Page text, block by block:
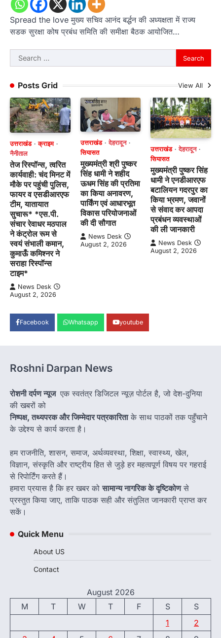
Spread the love मुख्य सचिव आनंद बर्द्धन की अध्यक्षता में राज्य
सडक सुरक्षा कोष प्रबंध समिति की समीक्षा बैठक आयोजित…
Search
for:
Posts Grid
View All
उत्तराखंड
क्राइम
नैनीताल
तेज रिस्पॉन्स, त्वरित
कार्यवाही: चंद मिनट में
मौके पर पहुंची पुलिस,
फायर व एसडीआरएफ
टीम, यातायात
सुचारू* *एस.पी.
संचार रेवाधर मठपाल
ने कंट्रोल रूम से
स्वयं संभाली कमान,
कुमाऊँ कमिश्नर ने
सराहा रिस्पॉन्स
टाइम*
News Desk
August 2, 2026
उत्तराखंड
देहरादून
सियासत
मुख्यमंत्री श्री पुष्कर
सिंह धामी ने शहीद
ऊधम सिंह की प्रतिमा
का किया अनावरण,
पार्किंग एवं आधारभूत
विकास परियोजनाओं
की दी सौगात
News Desk
August 2, 2026
उत्तराखंड
देहरादून
सियासत
मुख्यमंत्री पुष्कर सिंह
धामी ने एनडीआरएफ
बटालियन गदरपुर का
किया भ्रमण, जवानों
से संवाद कर आपदा
प्रबंधन व्यवस्थाओं
की ली जानकारी
News Desk
August 2, 2026
Facebook Whatsapp youtube
Roshni Darpan News
रोशनी दर्पण न्यूज एक स्वतंत्र डिजिटल न्यूज़ पोर्टल है, जो देश-दुनिया
की खबरों को
निष्पक्ष, तथ्यपरक और जिम्मेदार पत्रकारिताके साथ पाठकों तक पहुँचाने
के उद्देश्य से कार्य करता है।
हम राजनीति, शासन, समाज, अर्थव्यवस्था, शिक्षा, स्वास्थ्य, खेल,
विज्ञान, संस्कृति और राष्ट्रीय हित से जुड़े हर महत्वपूर्ण विषय पर गहराई
से रिपोर्टिंग करते हैं।
हमारा प्रयास है कि हर खबर कोसामान्य नागरिक के दृष्टिकोणसे
प्रस्तुत किया जाए, ताकि पाठक सही और संतुलित जानकारी प्राप्त कर
सकें।
Quick Menu
About US
Contact
August 2026
M
T W T F S
S
1
2